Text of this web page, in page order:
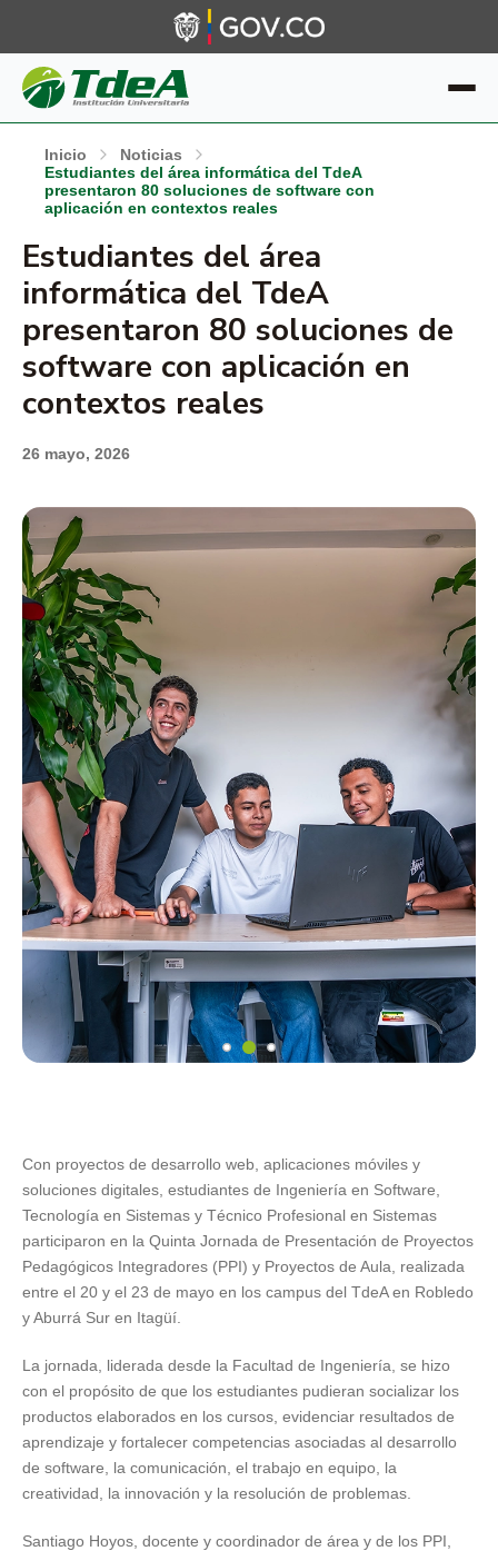
Inicio
Noticias
Estudiantes del área informática del TdeA
presentaron 80 soluciones de software con
aplicación en contextos reales
Estudiantes del área
informática del TdeA
presentaron 80 soluciones de
software con aplicación en
contextos reales
26 mayo, 2026
Con proyectos de desarrollo web, aplicaciones móviles y
soluciones digitales, estudiantes de Ingeniería en Software,
Tecnología en Sistemas y Técnico Profesional en Sistemas
participaron en la Quinta Jornada de Presentación de Proyectos
Pedagógicos Integradores (PPI) y Proyectos de Aula, realizada
entre el 20 y el 23 de mayo en los campus del TdeA en Robledo
y Aburrá Sur en Itagüí.
La jornada, liderada desde la Facultad de Ingeniería, se hizo
con el propósito de que los estudiantes pudieran socializar los
productos elaborados en los cursos, evidenciar resultados de
aprendizaje y fortalecer competencias asociadas al desarrollo
de software, la comunicación, el trabajo en equipo, la
creatividad, la innovación y la resolución de problemas.
Santiago Hoyos, docente y coordinador de área y de los PPI,